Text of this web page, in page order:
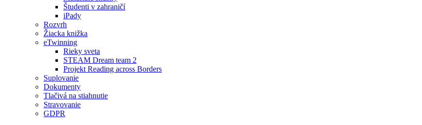
Študenti v zahraničí
iPady
Rozvrh
Žiacka knižka
eTwinning
Rieky sveta
STEAM Dream team 2
Projekt Reading across Borders
Suplovanie
Dokumenty
Tlačivá na stiahnutie
Stravovanie
GDPR